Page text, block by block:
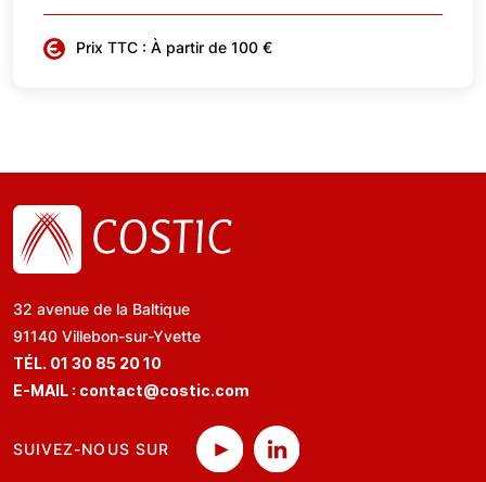
Prix TTC : À partir de 100 €
32 avenue de la Baltique
91140 Villebon-sur-Yvette
TÉL. 01 30 85 20 10
E-MAIL : contact@costic.com
SUIVEZ-NOUS SUR